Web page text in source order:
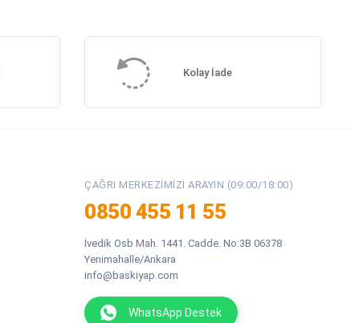
Kolay İade
ÇAĞRI MERKEZIMIZI ARAYIN (09:00/18:00)
0850 455 11 55
İvedik Osb Mah. 1441. Cadde. No:3B 06378
Yenimahalle/Ankara
info@baskiyap.com
WhatsApp Destek